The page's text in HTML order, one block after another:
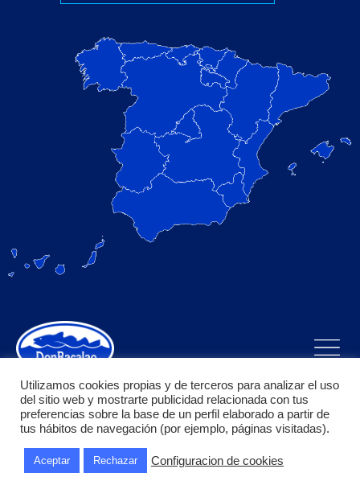
Bacalao Puerta S.L. todos los derechos reservados, pagina
diseñada y desarrollada por Garnacha Solutions
Utilizamos cookies propias y de terceros para analizar el uso
del sitio web y mostrarte publicidad relacionada con tus
preferencias sobre la base de un perfil elaborado a partir de
tus hábitos de navegación (por ejemplo, páginas visitadas).
Aceptar Rechazar Configuracion de cookies